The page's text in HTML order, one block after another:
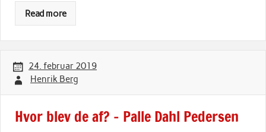
Read more
24. februar 2019
Henrik Berg
Hvor blev de af? – Palle Dahl Pedersen